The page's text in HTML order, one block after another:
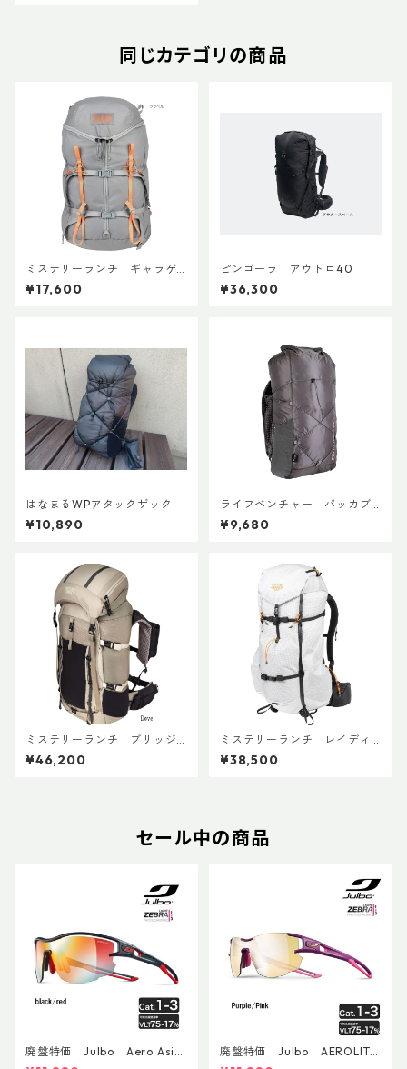
同じカテゴリの商品
ミステリーランチ ギャラゲ
ーター20
¥17,600
ピンゴーラ アウトロ40
¥36,300
はなまるWPアタックザック
¥10,890
ライフベンチャー パッカブ
ルWPバックパック
¥9,680
ミステリーランチ ブリッジ
ャー 45 ウィメンズ
¥46,200
ミステリーランチ レイディ
ックス47
¥38,500
セール中の商品
廃盤特価 Julbo Aero Asia
nFit
廃盤特価 Julbo AEROLITE
AsianFit